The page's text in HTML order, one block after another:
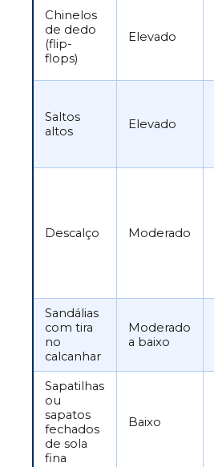
Chinelos
de dedo
(flip-
flops)
Elevado
Saltos
altos
Elevado
Descalço Moderado
Sandálias
com tira
no
calcanhar
Moderado
a baixo
Sapatilhas
ou
sapatos
fechados
de sola
fina
Baixo